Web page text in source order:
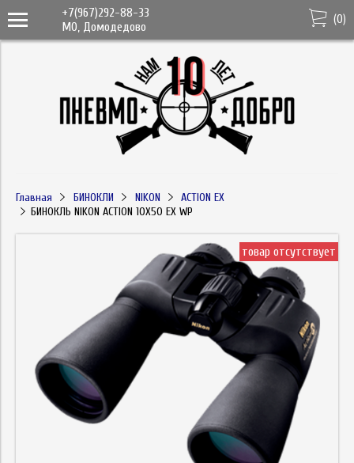
+7(967)292-88-33
МО, Домодедово
(0)
Главная БИНОКЛИ NIKON
ACTION EX
БИНОКЛЬ NIKON ACTION 10X50 EX WP
товар отсутствует